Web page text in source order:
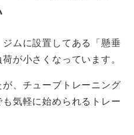
ムに設置してある「懸垂
が小さくなっています。
、チューブトレーニング
気軽に始められるトレー